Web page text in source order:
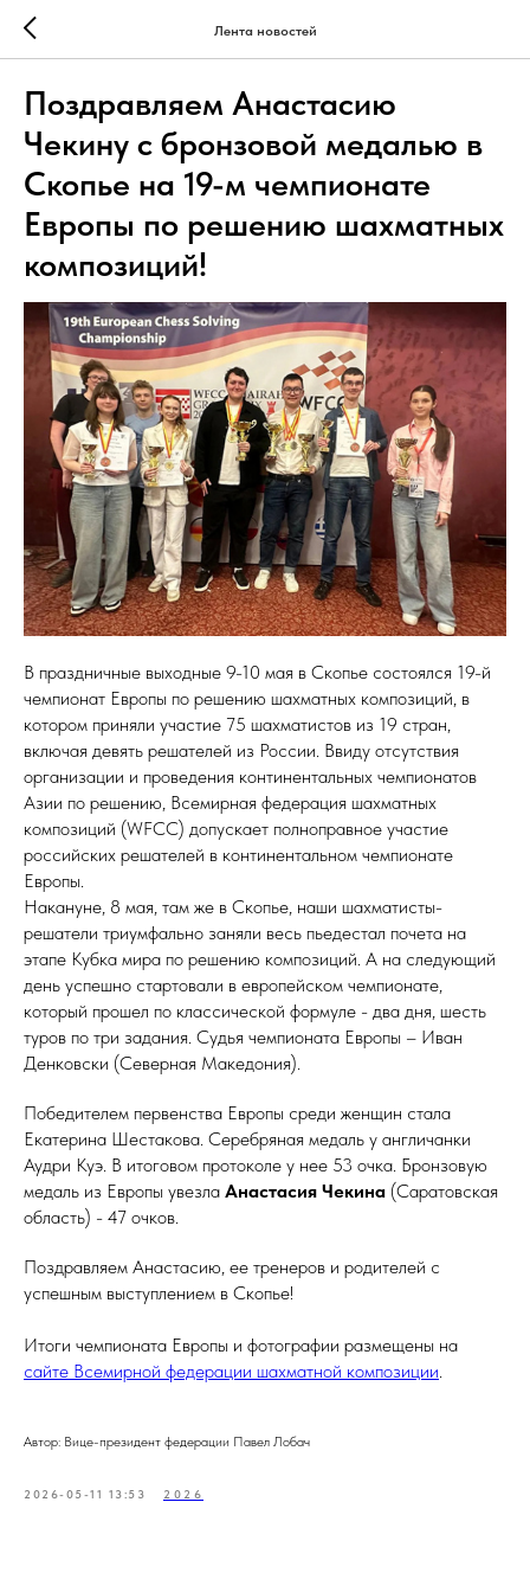
Лента новостей
Поздравляем Анастасию
Чекину с бронзовой медалью в
Скопье на 19-м чемпионате
Европы по решению шахматных
композиций!
В праздничные выходные 9-10 мая в Скопье состоялся 19-й
чемпионат Европы по решению шахматных композиций, в
котором приняли участие 75 шахматистов из 19 стран,
включая девять решателей из России. Ввиду отсутствия
организации и проведения континентальных чемпионатов
Азии по решению, Всемирная федерация шахматных
композиций (WFCC) допускает полноправное участие
российских решателей в континентальном чемпионате
Европы.
Накануне, 8 мая, там же в Скопье, наши шахматисты-
решатели триумфально заняли весь пьедестал почета на
этапе Кубка мира по решению композиций. А на следующий
день успешно стартовали в европейском чемпионате,
который прошел по классической формуле - два дня, шесть
туров по три задания. Судья чемпионата Европы – Иван
Денковски (Северная Македония).
Победителем первенства Европы среди женщин стала
Екатерина Шестакова. Серебряная медаль у англичанки
Аудри Куэ. В итоговом протоколе у нее 53 очка. Бронзовую
медаль из Европы увезла Анастасия Чекина (Саратовская
область) - 47 очков.
Поздравляем Анастасию, ее тренеров и родителей с
успешным выступлением в Скопье!
Итоги чемпионата Европы и фотографии размещены на
сайте Всемирной федерации шахматной композиции.
Автор: Вице-президент федерации Павел Лобач
2026-05-11 13:53 2026